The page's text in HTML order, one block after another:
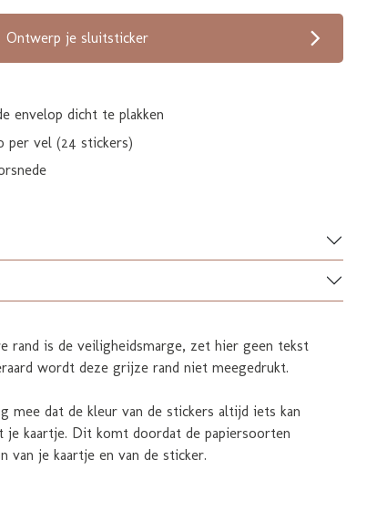
Ontwerp je sluitsticker
envelop dicht te plakken
per vel (24 stickers)
rand is de veiligheidsmarge, zet hier geen tekst
wordt deze grijze rand niet meegedrukt.
mee dat de kleur van de stickers altijd iets kan
je kaartje. Dit komt doordat de papiersoorten
van je kaartje en van de sticker.